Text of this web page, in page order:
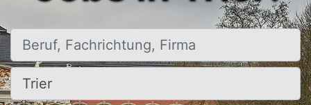
Beruf, Fachrichtung, Firma
Ort, Stadt